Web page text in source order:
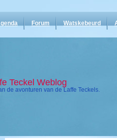
Forum Watskebeurd
Teckel Weblog
de avonturen van de Laffe Teckels.